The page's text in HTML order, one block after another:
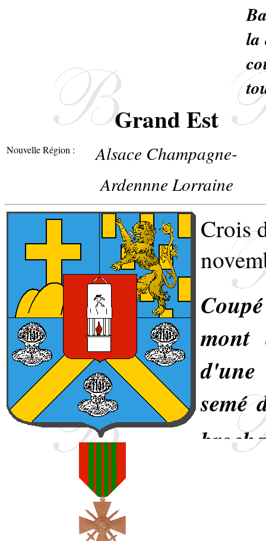
la
Nouvelle Région :
Grand Est
Alsace Champagne-
Ardennne Lorraine
Crois
mont
semé